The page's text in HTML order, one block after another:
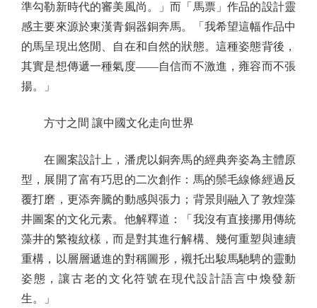
準勾勒新時代的審美風尚。」而「馬票」作品的設計靈
感主要來源於東漢青銅器銅奔馬。「我希望這幅作品中
的馬呈現出悠閒、自在和自然的狀態。這種姿態背後，
其實是想傳遞一種氣度——自信而不激進，雍容而不張
揚。」
方寸之間 讓中國文化走向世界
在圖案設計上，潘虎以銅奔馬的經典奔姿為主體原
型，展開了富有巧思的二次創作：馬的鬃毛線條經過反
覆打磨，更添奔騰的動感與張力；背景則融入了敦煌藻
井圖案的文化元素。他解釋道：「我沒有直接挪用傳統
藻井的繁複紋樣，而是對其進行解構、幾何重塑與連續
重構，以層層遞進的對稱圖形，襯托出駿馬馳騁的靈動
姿態，讓古老的文化符號在現代設計語言中煥發新
生。」